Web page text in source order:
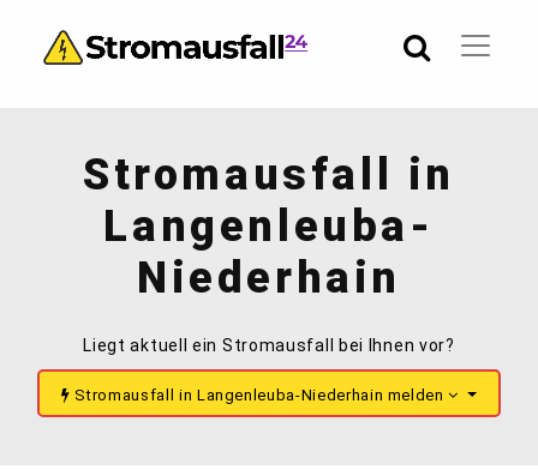
Stromausfall in
Langenleuba-
Niederhain
Liegt aktuell ein Stromausfall bei Ihnen vor?
Stromausfall in Langenleuba-Niederhain melden